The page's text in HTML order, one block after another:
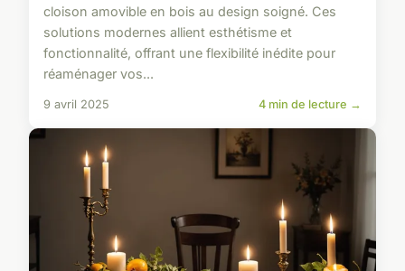
cloison amovible en bois au design soigné. Ces
solutions modernes allient esthétisme et
fonctionnalité, offrant une flexibilité inédite pour
réaménager vos...
9 avril 2025 4 min de lecture →